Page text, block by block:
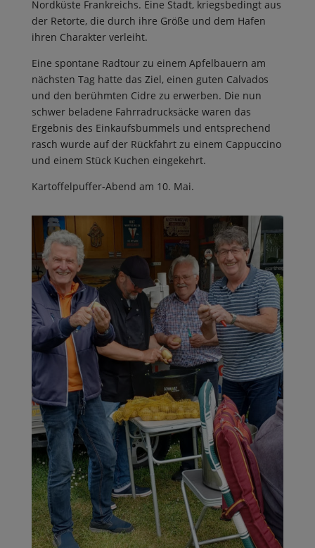
Nordküste Frankreichs. Eine Stadt, kriegsbedingt aus
der Retorte, die durch ihre Größe und dem Hafen
ihren Charakter verleiht.
Eine spontane Radtour zu einem Apfelbauern am
nächsten Tag hatte das Ziel, einen guten Calvados
und den berühmten Cidre zu erwerben. Die nun
schwer beladene Fahrradrucksäcke waren das
Ergebnis des Einkaufsbummels und entsprechend
rasch wurde auf der Rückfahrt zu einem Cappuccino
und einem Stück Kuchen eingekehrt.
Kartoffelpuffer-Abend am 10. Mai.